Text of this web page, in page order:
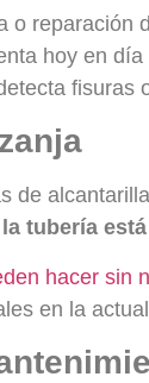
o reparación
hoy en día
de
tubería
hacer sin
en la